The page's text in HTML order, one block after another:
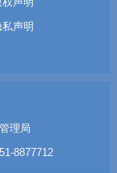
私声明
理局
8877712